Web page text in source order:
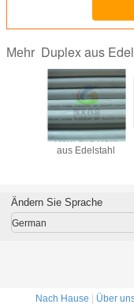
Mehr Duplex aus
Rohr und Rohr
aus Edelstahl
Ändern Sie Sprache
German
Nach Hause | Über